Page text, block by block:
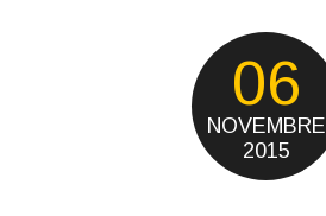
06
NOVEMBRE
2015